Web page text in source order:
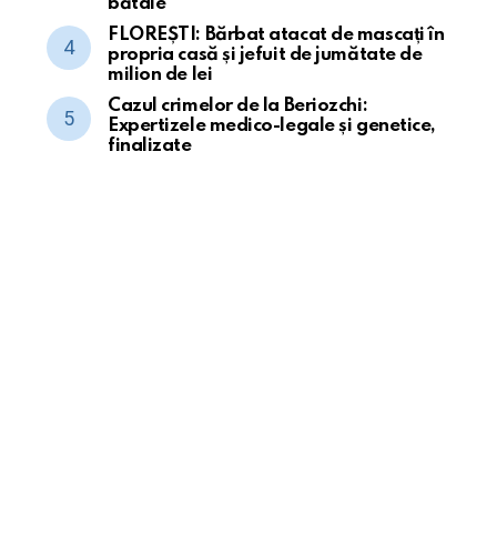
bătaie
FLOREȘTI: Bărbat atacat de mascați în
propria casă și jefuit de jumătate de
milion de lei
Cazul crimelor de la Beriozchi:
Expertizele medico-legale și genetice,
finalizate